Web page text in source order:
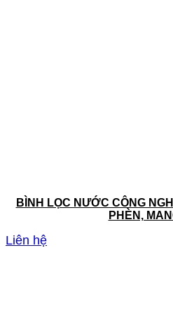
BÌNH LỌC NƯỚC CÔNG
PHÈN,
Liên hệ